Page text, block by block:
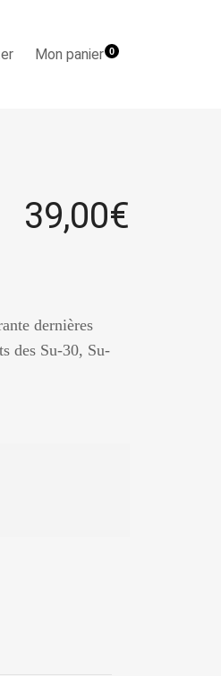
Mon panier0
39,00€
dernières
des Su-30, Su-